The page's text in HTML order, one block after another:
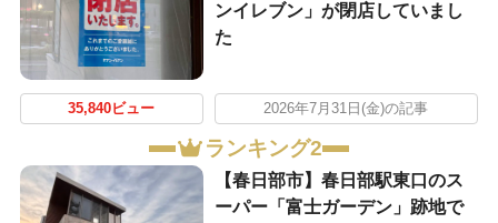
ンイレブン」が閉店していまし
た
35,840ビュー 2026年7月31日(金)の記事
ランキング2
【春日部市】春日部駅東口のス
ーパー「富士ガーデン」跡地で